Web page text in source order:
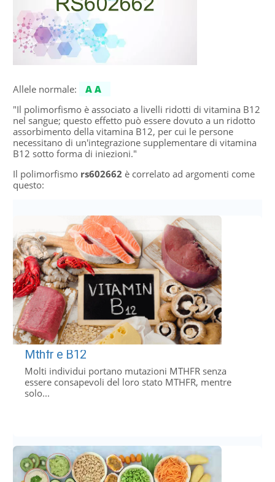
Allele normale:
AA
"Il polimorfismo è associato a livelli ridotti di vitamina B12
nel sangue; questo effetto può essere dovuto a un ridotto
assorbimento della vitamina B12, per cui le persone
necessitano di un'integrazione supplementare di vitamina
B12 sotto forma di iniezioni."
Il polimorfismo rs602662 è correlato ad argomenti come
questo:
Mthfr e B12
Molti individui portano mutazioni MTHFR senza
essere consapevoli del loro stato MTHFR, mentre
solo...